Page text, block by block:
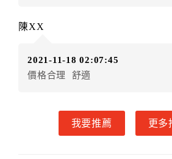
甲方解約時，應通知乙方，並得要
還已繳之定金或預收房價總金額
一、甲方解約通知於預定住宿日前
乙方應退還預收約定房價總金額百
陳XX
2021-11-18 02:07:45
價格合理 舒適
我要推薦 更多